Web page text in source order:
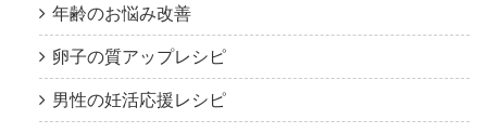
年齢のお悩み改善
卵子の質アップレシピ
男性の妊活応援レシピ